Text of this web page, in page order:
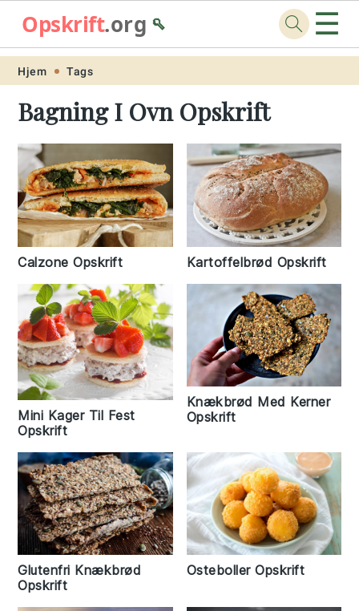
Skip
primary
navigation
Skip
main
content
Skip
primary
sidebar
Skip
footer
Opskrift.org🥄 ☰
Hjem Tags
Bagning I Ovn Opskrift
Calzone Opskrift Kartoffelbrød Opskrift
Mini Kager Til Fest
Opskrift
Knækbrød Med Kerner
Opskrift
Glutenfri Knækbrød
Opskrift
Osteboller Opskrift